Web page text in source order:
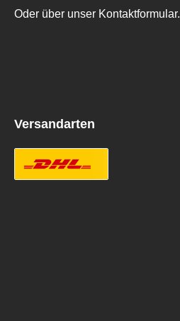
Oder über unser Kontaktformular.
Versandarten